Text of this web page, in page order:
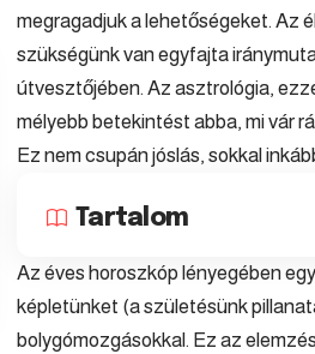
megragadjuk a lehetőségeket. Az
szükségünk van egyfajta
útvesztőjében. Az asztrológia,
mélyebb betekintést abba, mi vár
Ez nem csupán jóslás, sokkal
Tartalom
Az éves horoszkóp lényegében
képletünket (a születésünk
bolygómozgásokkal. Ez az